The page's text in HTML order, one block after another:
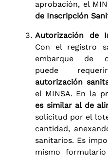
aprobación, el
de Inscripción
Autorización de
Con el registro
embarque de
puede
autorización
el MINSA. En la
es similar al de
solicitud por el
cantidad,
sanitarios. Es
mismo